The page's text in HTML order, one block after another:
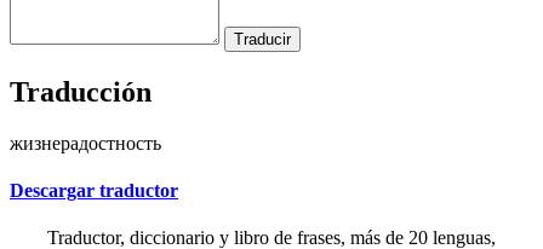
Traducción
жизнерадостность
Descargar traductor
Traductor, diccionario y libro de frases, más de 20 lenguas,